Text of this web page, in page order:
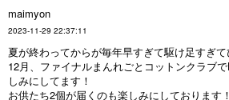
maimyon
2023-11-29 22:37:11
夏が終わってからが毎年早すぎて駆け足すぎ
12月、ファイナルまんれごとコットンクラブ
しみにしてます！
お供たち2個が届くのも楽しみにしております